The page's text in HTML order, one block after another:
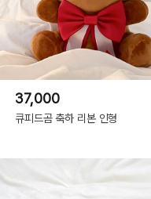
37,000
큐피드곰 축하 리본 인형